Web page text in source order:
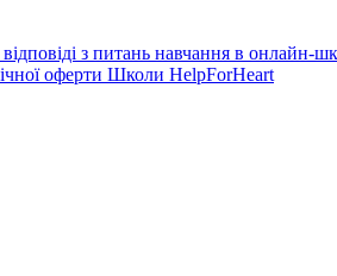
з питань навчання в онлайн-
оферти Школи HelpForHeart